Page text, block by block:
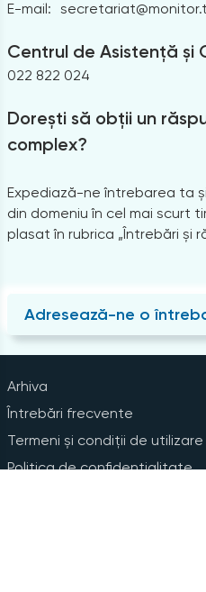
E-mail:
Centrul de Asistență și
022 822 024
Dorești să obții un
complex?
Expediază-ne întrebarea ta
din domeniu în cel mai scurt
plasat în rubrica „Întrebări și
Adresează-ne o
Arhiva
Întrebări frecvente
Termeni și condiții de
Politica de confidențialitate